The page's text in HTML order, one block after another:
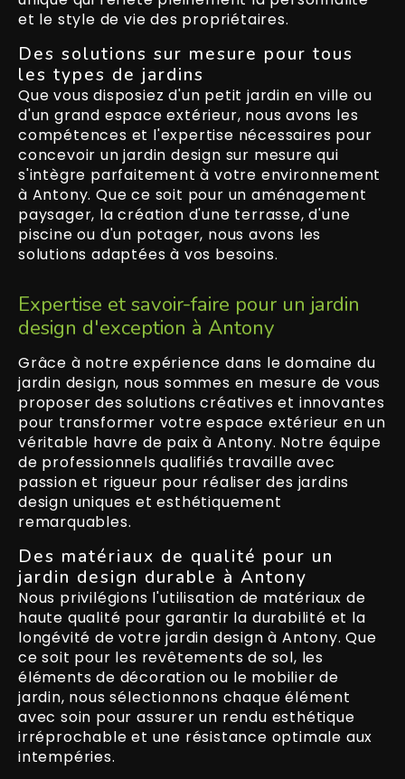
et le style de vie des propriétaires.
Des solutions sur mesure pour tous
les types de jardins
Que vous disposiez d'un petit jardin en ville ou
d'un grand espace extérieur, nous avons les
compétences et l'expertise nécessaires pour
concevoir un jardin design sur mesure qui
s'intègre parfaitement à votre environnement
à Antony. Que ce soit pour un aménagement
paysager, la création d'une terrasse, d'une
piscine ou d'un potager, nous avons les
solutions adaptées à vos besoins.
Expertise et savoir-faire pour un jardin
design d'exception à Antony
Grâce à notre expérience dans le domaine du
jardin design, nous sommes en mesure de vous
proposer des solutions créatives et innovantes
pour transformer votre espace extérieur en un
véritable havre de paix à Antony. Notre équipe
de professionnels qualifiés travaille avec
passion et rigueur pour réaliser des jardins
design uniques et esthétiquement
remarquables.
Des matériaux de qualité pour un
jardin design durable à Antony
Nous privilégions l'utilisation de matériaux de
haute qualité pour garantir la durabilité et la
longévité de votre jardin design à Antony. Que
ce soit pour les revêtements de sol, les
éléments de décoration ou le mobilier de
jardin, nous sélectionnons chaque élément
avec soin pour assurer un rendu esthétique
irréprochable et une résistance optimale aux
intempéries.